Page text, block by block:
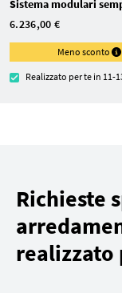
Sistema modulari
6.236,00 €
Meno sconto
Realizzato per te in 11-
Richieste